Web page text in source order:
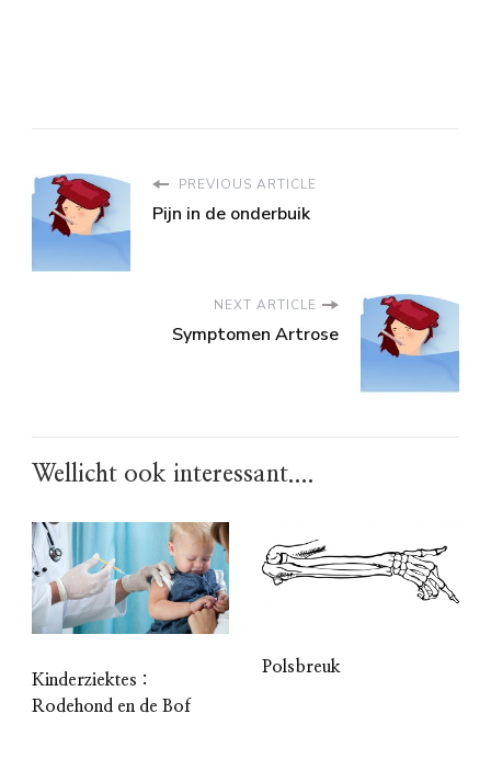
PREVIOUS ARTICLE
Pijn in de onderbuik
NEXT ARTICLE
Symptomen Artrose
Wellicht ook interessant....
Kinderziektes :
Rodehond en de Bof
Polsbreuk